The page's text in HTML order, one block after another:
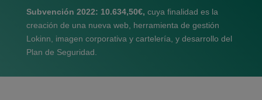
Subvención 2022: 10.634,50€, cuya finalidad es la
creación de una nueva web, herramienta de gestión
Lokinn, imagen corporativa y cartelería, y desarrollo del
Plan de Seguridad.